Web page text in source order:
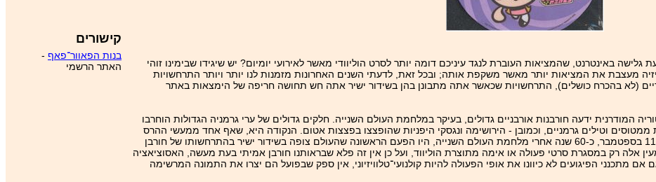
באינטרנט, שהמציאות העוברת לנגד עיניכם דומה יותר לסרט הוליוודי מאשר לאירועי יומיום? יש שיגידו שבימינו זוהי
מעצבת את המציאות יותר מאשר משקפת אותה; ובכל זאת, לדעתי השנים האחרונות מזמנות לנו יותר ויותר התרחשויות
(לא בהכרח כושלים), התרחשויות שכאשר אתה מתבונן בהן בשידור ישיר אתה חש תחושה חריפה של הימצאות באתר
חזקה ביותר, כמובן, ב-‏11 בספטמבר 2001. ההיסטוריה המודרנית ידעה חורבנות אורבניים גדולים, בעיקר במלחמת העולם השנייה. חלקים גדולים של ערי גרמניה הגדולות הוחרבו
ממטוסים וטילים גרמניים, וכמובן - הירושימה ונגסקי היפניות שהופצצו בפצצות אטום. הנקודה היא, שאף אחד ממעשי ההרס
הללו לא צולם בעת מעשה, אלא רק אחרי שהעשן התפזר. אירועי ה-‏11 בספטמבר, כ-‏60 שנה אחרי מלחמת העולם השנייה, היו הפעם הראשונה שהעולם צופה בשידור ישיר בהתרחשותו של חורבן
אלה רק במסגרת סרטי פעולה או אימה מתוצרת הוליווד, ועל כן אין זה פלא שבראותנו חורבן אמיתי בעת מעשה, האסוציאציה
מתכנני הפיגועים לא כיוונו את אופי הפעולה להיות קולנועי־טלוויזיוני, אין ספק שבפועל הם יצרו את התמונה המרשימה
קישורים
בנות הפאוור־פאף -
האתר הרשמי